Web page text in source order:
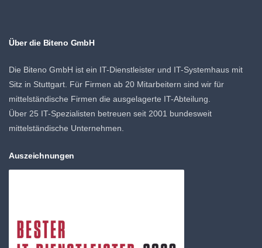
Über die Biteno GmbH
Die Biteno GmbH ist ein IT-Dienstleister und IT-Systemhaus mit
Sitz in Stuttgart. Für Firmen ab 20 Mitarbeitern sind wir für
mittelständische Firmen die ausgelagerte IT-Abteilung.
Über 25 IT-Spezialisten betreuen seit 2001 bundesweit
mittelständische Unternehmen.
Auszeichnungen